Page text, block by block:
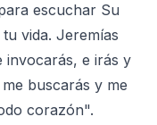
escuchar Su
vida. Jeremías
invocarás, e irás y
buscarás y me
corazón".